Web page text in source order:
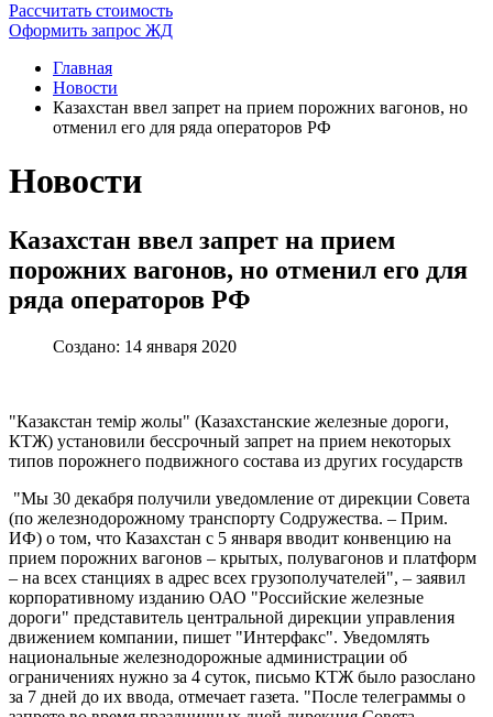
Рассчитать стоимость
Оформить запрос ЖД
Главная
Новости
Казахстан ввел запрет на прием порожних вагонов, но
отменил его для ряда операторов РФ
Новости
Казахстан ввел запрет на прием
порожних вагонов, но отменил его для
ряда операторов РФ
Создано: 14 января 2020
"Казакстан темiр жолы" (Казахстанские железные дороги,
КТЖ) установили бессрочный запрет на прием некоторых
типов порожнего подвижного состава из других государств
"Мы 30 декабря получили уведомление от дирекции Совета
(по железнодорожному транспорту Содружества. – Прим.
ИФ) о том, что Казахстан с 5 января вводит конвенцию на
прием порожних вагонов – крытых, полувагонов и платформ
– на всех станциях в адрес всех грузополучателей", – заявил
корпоративному изданию ОАО "Российские железные
дороги" представитель центральной дирекции управления
движением компании, пишет "Интерфакс". Уведомлять
национальные железнодорожные администрации об
ограничениях нужно за 4 суток, письмо КТЖ было разослано
за 7 дней до их ввода, отмечает газета. "После телеграммы о